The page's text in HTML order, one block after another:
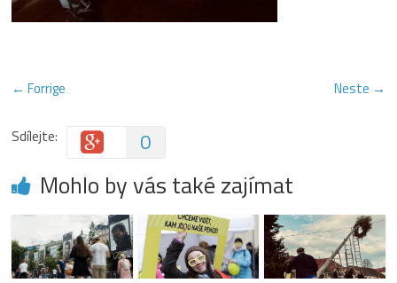
← Forrige Neste →
Sdílejte: 0
Mohlo by vás také zajímat